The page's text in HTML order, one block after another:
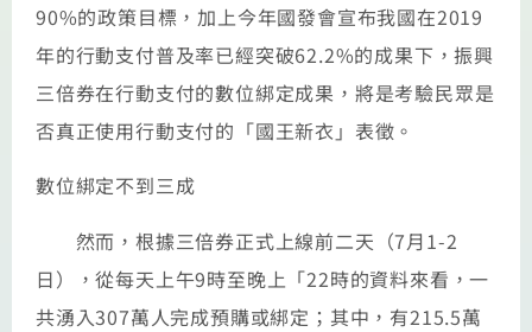
90%的政策目標，加上今年國發會宣布我國在2019
年的行動支付普及率已經突破62.2%的成果下，振興
三倍券在行動支付的數位綁定成果，將是考驗民眾是
否真正使用行動支付的「國王新衣」表徵。
數位綁定不到三成
然而，根據三倍券正式上線前二天（7月1-2
日），從每天上午9時至晚上「22時的資料來看，一
共湧入307萬人完成預購或綁定；其中，有215.5萬